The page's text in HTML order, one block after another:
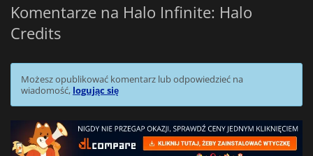
Komentarze na Halo Infinite: Halo
Credits
Możesz opublikować komentarz lub odpowiedzieć na
wiadomość, logując się